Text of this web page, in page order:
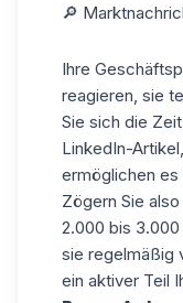
🔎
Ihre
reagieren, sie
Sie sich die
LinkedIn-
ermöglichen es
Zögern Sie
2.000 bis
sie regelmäßig
ein aktiver Teil